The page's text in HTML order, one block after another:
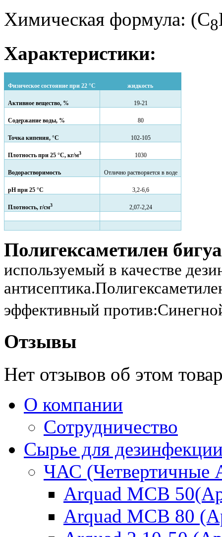
Химическая формула: (С8
Характеристики:
Физическое состояние при 22 °С жидкость
Активное вещество, % 19-21
Содержание воды, % 80
Точка кипения, °С 102-105
Плотность при 25 °С, кг/м3 1030
Водорастворимость Отлично растворяется в воде
pH при 25 °С 3,2-6,6
Плотность, г/см3 2,07-2,24
Полигексаметилен
используемый в качестве
эффективный против:
Отзывы
Нет отзывов об этом
О компании
Сотрудничество
Сырье для
ЧАС (Четвертичные
Arquad MCB
Arquad MCB 80